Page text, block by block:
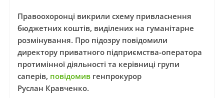
Правоохоронці викрили схему привласнення
бюджетних коштів, виділених на гуманітарне
розмінування. Про підозру повідомили
директору приватного підприємства-оператора
протимінної діяльності та керівниці групи
саперів, повідомивгенпрокурор
Руслан Кравченко.